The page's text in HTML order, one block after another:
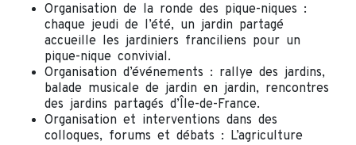
Organisation de la ronde des pique-niques :
chaque jeudi de l’été, un jardin partagé
accueille les jardiniers franciliens pour un
pique-nique convivial.
Organisation d’événements : rallye des jardins,
balade musicale de jardin en jardin, rencontres
des jardins partagés d’Île-de-France.
Organisation et interventions dans des
colloques, forums et débats : L’agriculture